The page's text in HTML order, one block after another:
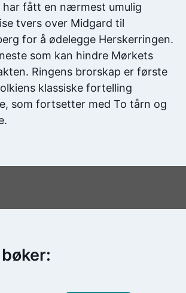
har fått en nærmest umulig
tvers over Midgard til
for å ødelegge Herskerringen.
som kan hindre Mørkets
Ringens brorskap er første
klassiske fortelling
som fortsetter med To tårn og